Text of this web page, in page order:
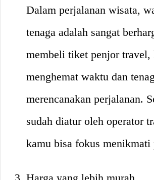
Dalam perjalanan wisata,
tenaga adalah sangat
membeli tiket penjor travel,
menghemat waktu dan
merencanakan perjalanan.
sudah diatur oleh operator
kamu bisa fokus menikmati